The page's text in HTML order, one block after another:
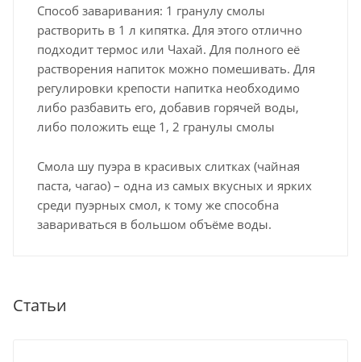
Способ заваривания: 1 гранулу смолы
растворить в 1 л кипятка. Для этого отлично
подходит термос или Чахай. Для полного её
растворения напиток можно помешивать. Для
регулировки крепости напитка необходимо
либо разбавить его, добавив горячей воды,
либо положить еще 1, 2 гранулы смолы
Смола шу пуэра в красивых слитках (чайная
паста, чагао) – одна из самых вкусных и ярких
среди пуэрных смол, к тому же способна
завариваться в большом объёме воды.
Статьи